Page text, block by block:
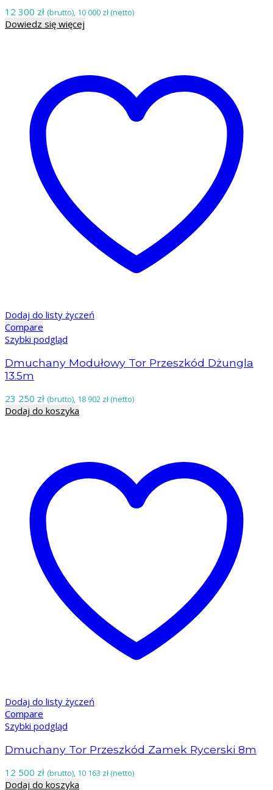
12 300 zł (brutto), 10 000 zł (netto)
Dowiedz się więcej
Dodaj do listy życzeń
Compare
Szybki podgląd
Dmuchany Modułowy Tor Przeszkód Dżungla
13.5m
23 250 zł (brutto), 18 902 zł (netto)
Dodaj do koszyka
Dodaj do listy życzeń
Compare
Szybki podgląd
Dmuchany Tor Przeszkód Zamek Rycerski 8m
12 500 zł (brutto), 10 163 zł (netto)
Dodaj do koszyka